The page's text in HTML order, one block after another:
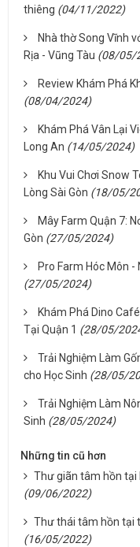
thiêng (04/11/2022)
Nhà thờ Song Vĩnh
Rịa - Vũng Tàu (08/05/
Review Khám Phá
(08/04/2024)
Khám Phá Vân Lại
Long An (14/05/2024)
Khu Vui Chơi Snow
Lòng Sài Gòn (18/05/
Mây Farm Quận 7:
Gòn (27/05/2024)
Pro Farm Hóc Môn -
(27/05/2024)
Khám Phá Dino
Tại Quận 1 (28/05/
Trải Nghiệm Làm
cho Học Sinh (28/05/
Trải Nghiệm Làm
Sinh (28/05/2024)
Những tin cũ hơn
Thư giãn tâm hồn tại
(09/06/2022)
Thư thái tâm hồn tại
(16/05/2022)